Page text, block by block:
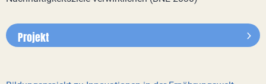
Projekt